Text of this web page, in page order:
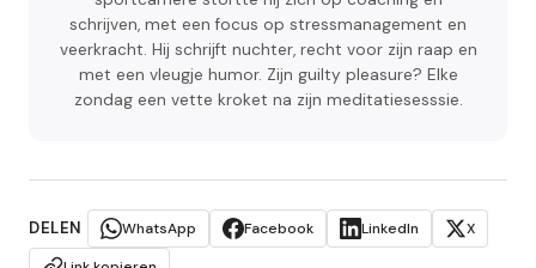
schrijven, met een focus op stressmanagement en
veerkracht. Hij schrijft nuchter, recht voor zijn raap en
met een vleugje humor. Zijn guilty pleasure? Elke
zondag een vette kroket na zijn meditatiesesssie.
DELEN WhatsApp Facebook LinkedIn
X